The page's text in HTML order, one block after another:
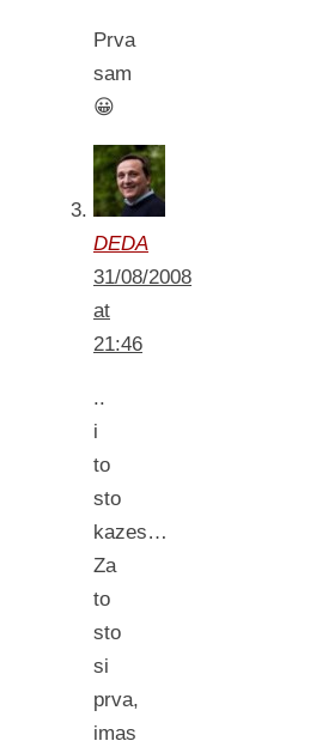
Prva
sam
😀
DEDA
31/08/2008
at
21:46
..
i
to
sto
kazes…
Za
to
sto
si
prva,
imas